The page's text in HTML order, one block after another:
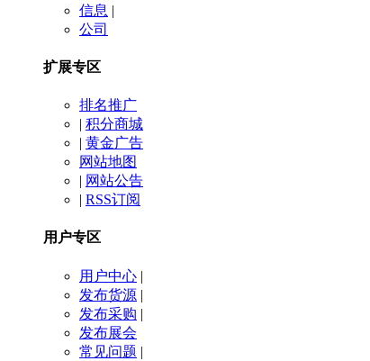
信息 |
公司
扩展专区
排名推广
| 积分商城
| 黄金广告
网站地图
| 网站公告
| RSS订阅
用户专区
用户中心 |
发布货源 |
发布采购 |
发布展会
常见问题 |